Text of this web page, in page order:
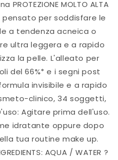
MOLTO ALTA
pensato per soddisfare le
a tendenza acneica o
ultra leggera e a rapido
la pelle. L'alleato per
del 66%* e i segni post
invisibile e a rapido
clinico, 34 soggetti,
Agitare prima dell'uso.
idratante oppure dopo
tua routine make up.
AQUA / WATER ?